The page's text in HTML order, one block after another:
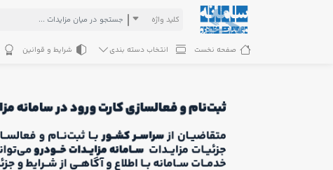
کلید واژه
صفحه نخست انتخاب دسته بندی شرایط و قوانین